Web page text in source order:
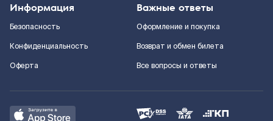
Информация
Безопасность
Конфиденциальность
Оферта
Важные ответы
Оформление и покупка
Возврат и обмен билета
Все вопросы и ответы